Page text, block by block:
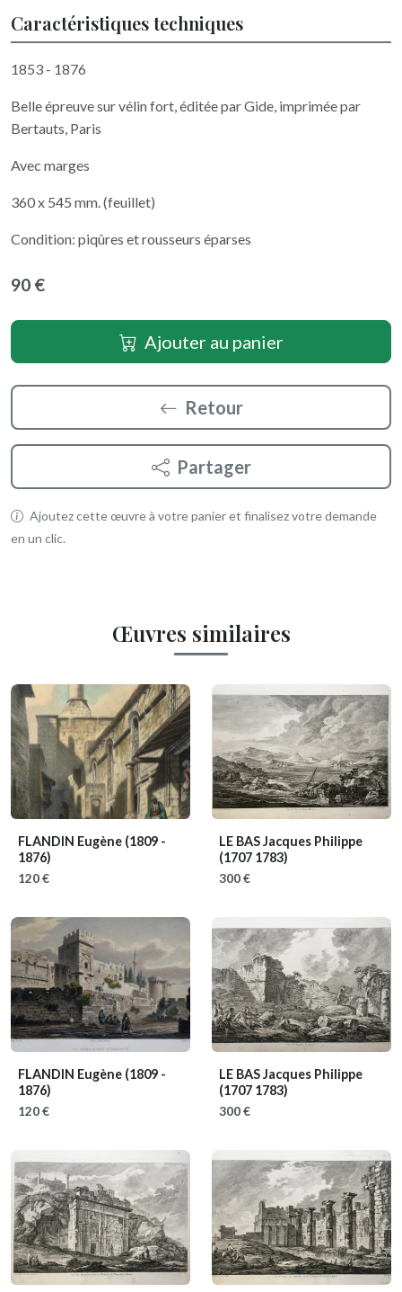
Caractéristiques techniques
1853 - 1876
Belle épreuve sur vélin fort, éditée par Gide, imprimée par
Bertauts, Paris
Avec marges
360 x 545 mm. (feuillet)
Condition: piqûres et rousseurs éparses
90 €
Ajouter au panier
Retour
Partager
Ajoutez cette œuvre à votre panier et finalisez votre demande
en un clic.
Œuvres similaires
FLANDIN Eugène (1809 -
1876)
120 €
LE BAS Jacques Philippe
(1707 1783)
300 €
FLANDIN Eugène (1809 -
1876)
120 €
LE BAS Jacques Philippe
(1707 1783)
300 €